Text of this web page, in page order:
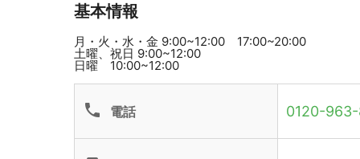
基本情報
月・火・水・金 9:00~12:00 17:00~20:00
土曜、祝日 9:00~12:00
日曜 10:00~12:00
phone 電話 0120-